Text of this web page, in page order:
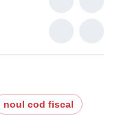
noul cod fiscal